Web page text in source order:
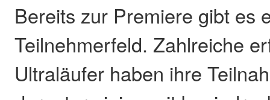
Bereits zur Premiere gibt es
Teilnehmerfeld. Zahlreiche
Ultraläufer haben ihre